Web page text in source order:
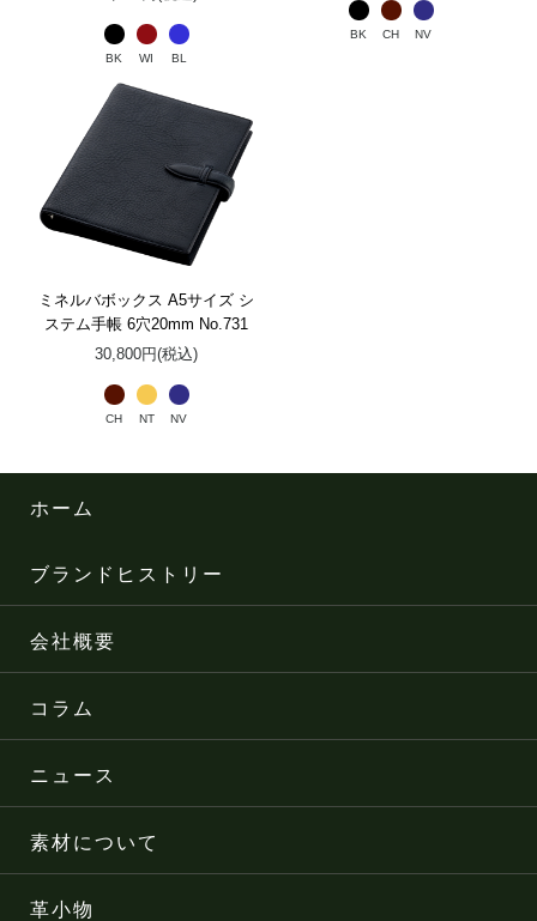
BK WI BL
BK CH NV
ミネルバボックス A5サイズ シ
ステム手帳 6穴20mm No.731
30,800円(税込)
CH NT NV
ホーム
ブランドヒストリー
会社概要
コラム
ニュース
素材について
革小物